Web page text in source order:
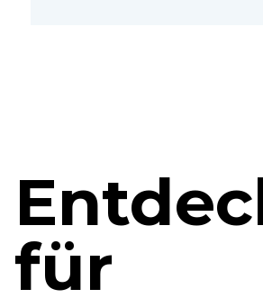
für